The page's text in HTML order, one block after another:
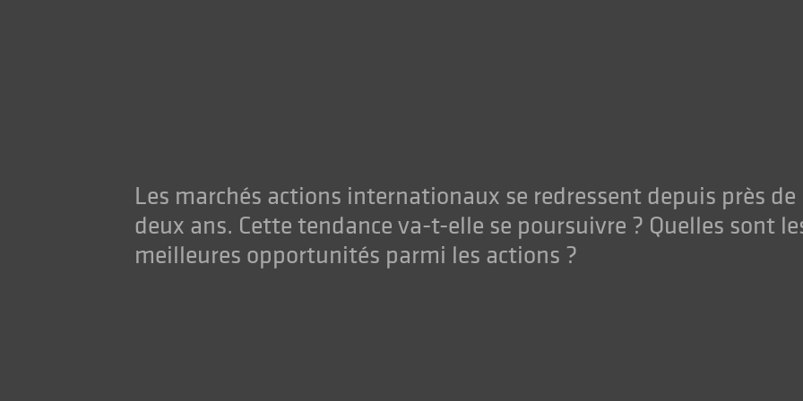
Les marchés actions internationaux se redressent depuis près de
deux ans. Cette tendance va-t-elle se poursuivre ? Quelles sont
meilleures opportunités parmi les actions ?